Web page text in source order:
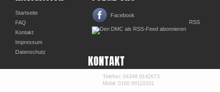
Startseite
FAQ
Kontakt
Impressum
Datenschutz
Facebook
RSS
KONTAKT
Telefon: 04348 9142673
Mobil: 0160 99110101